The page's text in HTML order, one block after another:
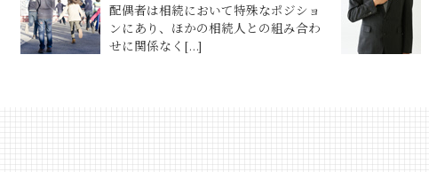
配偶者は相続において特殊なポジショ
ンにあり、ほかの相続人との組み合わ
せに関係なく[...]